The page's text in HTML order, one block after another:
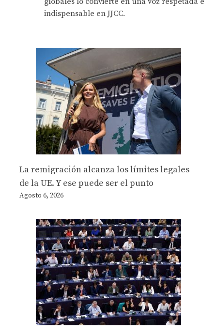
indispensable en JJCC.
La remigración alcanza los límites legales
de la UE. Y ese puede ser el punto
Agosto 6, 2026